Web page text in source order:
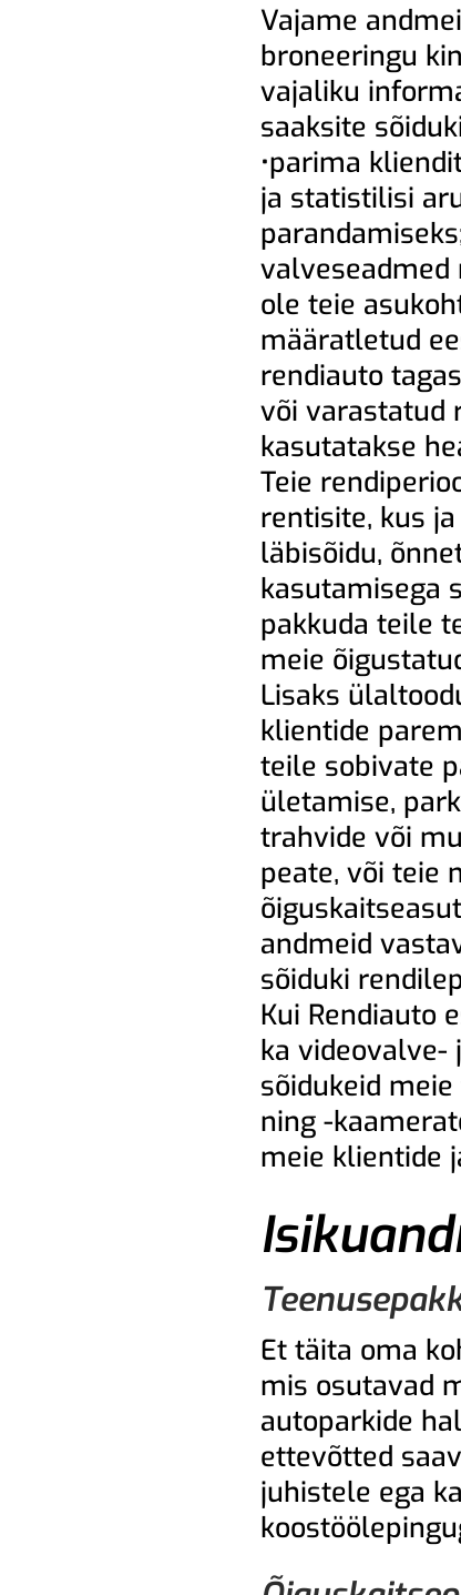
Vajame
broneeringu
vajaliku
saaksite
•parima
ja statistilisi
valveseadmed
ole teie
määratletud
rendiauto
või varastatud
kasutatakse
Teie
rentisite, kus
läbisõidu,
kasutamisega
pakkuda teile
meie
Lisaks
klientide
teile sobivate
ületamise,
trahvide või
peate, või teie
andmeid
sõiduki
Kui Rendiauto
ka
sõidukeid
ning -
meie klientide
Et täita oma
mis osutavad
autoparkide
ettevõtted
juhistele ega